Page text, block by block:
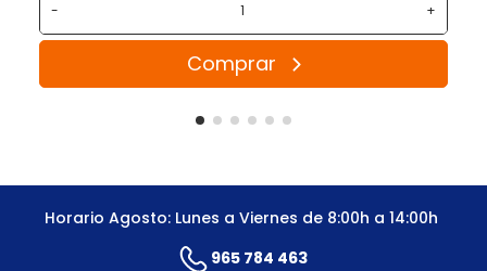
- +
Comprar
Horario Agosto: Lunes a Viernes de 8:00h a 14:00h
965 784 463